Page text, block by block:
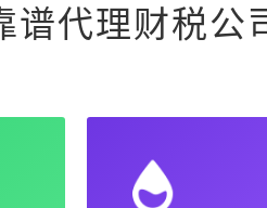
谱代理财税公